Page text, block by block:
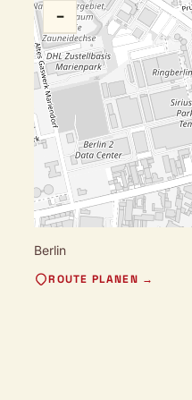
−
Berlin
ROUTE PLANEN →